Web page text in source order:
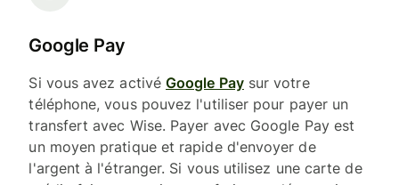
Google Pay
Si vous avez activéGoogle Paysur votre
téléphone, vous pouvez l'utiliser pour payer un
transfert avec Wise. Payer avec Google Pay est
un moyen pratique et rapide d'envoyer de
l'argent à l'étranger. Si vous utilisez une carte de